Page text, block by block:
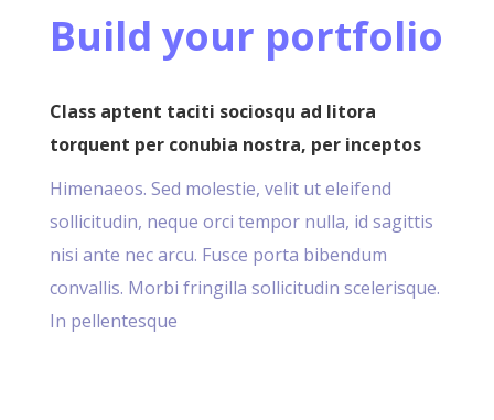
Build your portfolio
Class aptent taciti sociosqu ad litora
torquent per conubia nostra, per inceptos
Himenaeos. Sed molestie, velit ut eleifend
sollicitudin, neque orci tempor nulla, id sagittis
nisi ante nec arcu. Fusce porta bibendum
convallis. Morbi fringilla sollicitudin scelerisque.
In pellentesque